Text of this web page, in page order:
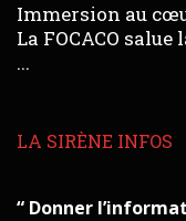
Immersion au
La FOCACO salue
...
LA SIRÈNE INFOS
“ Donner